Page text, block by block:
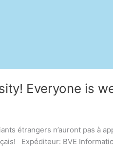
Everyone is
étrangers n’auront pas à
Expéditeur: BVE